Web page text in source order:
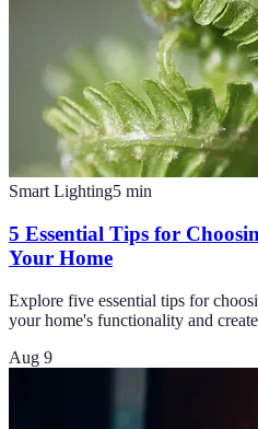
Smart Lighting5 min
5 Essential Tips for
Your Home
Explore five essential tips for
your home's functionality and
Aug 9